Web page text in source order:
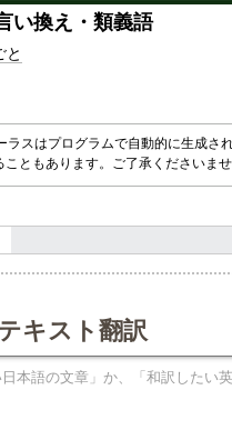
い換え・類義語
と
ラスはプログラムで自動的に生成さ
こともあります。ご了承くださいませ
キスト翻訳